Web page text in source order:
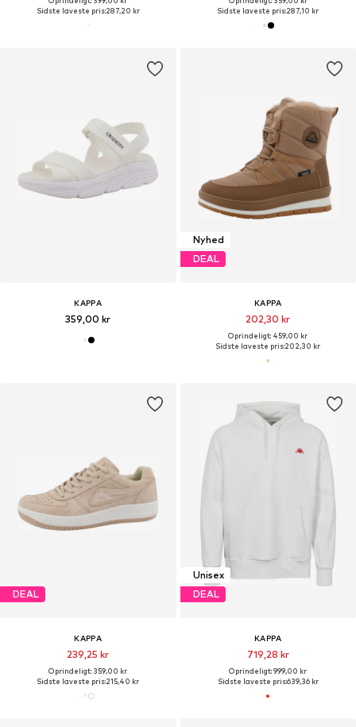
Sidste laveste pris:287,20 kr
Sidste laveste pris:287,10 kr
KAPPA
359,00 kr
Nyhed
DEAL
KAPPA
202,30 kr
Oprindeligt: 459,00 kr
Sidste laveste pris:202,30 kr
DEAL
KAPPA
239,25 kr
Oprindeligt: 359,00 kr
Sidste laveste pris:215,40 kr
Unisex
DEAL
KAPPA
719,28 kr
Oprindeligt: 999,00 kr
Sidste laveste pris:639,36 kr